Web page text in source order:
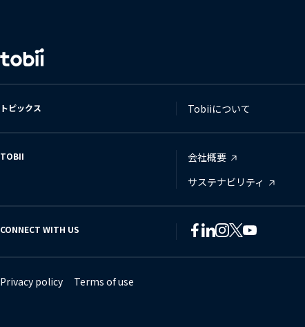
言
語
の
更
トピックス Tobiiについて
TOBII 会社概要
サステナビリティ
CONNECT WITH US
Tobii
Facebook
Tobii
Linkedin
Tobii
Instagram
Tobii
Twitter
Tobii
Youtube
Tobii
Lin
Privacy policy
Terms of use